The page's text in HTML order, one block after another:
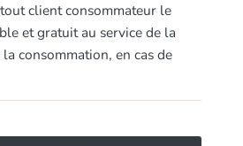
client consommateur le
et gratuit au service de la
consommation, en cas de